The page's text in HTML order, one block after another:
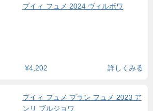
プイィ フュメ 2024 ヴィルボワ
¥4,202 詳しくみる
プイィ フュメ ブラン フュメ 2023 ア
ンリ ブルジョワ